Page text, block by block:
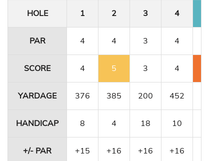
HOLE
1 2 3 4
PAR 4 4 3 4
SCORE 4 5 3 4
YARDAGE 376 385 200 452
HANDICAP 8 4 18 10
+/- PAR +15 +16 +16 +16